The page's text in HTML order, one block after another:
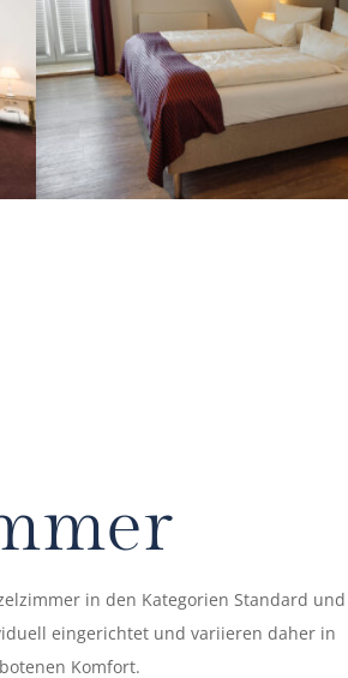
in den Kategorien Standard und
eingerichtet und variieren daher in
Komfort.